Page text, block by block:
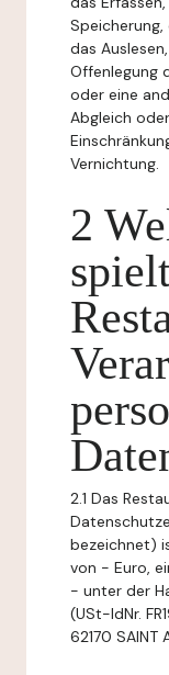
Speicherung,
das
Offenlegung
oder eine
Abgleich
Vernichtung.
2
2.1 Das
bezeichnet)
von - Euro,
- unter der
(USt-IdNr.
62170 SAINT